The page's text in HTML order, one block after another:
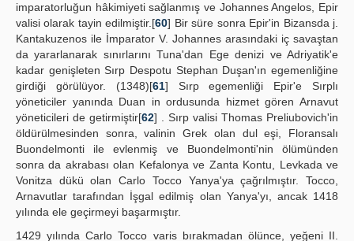
imparatorluğun hâkimiyeti sağlanmış ve Johannes Angelos, Epir
valisi olarak tayin edilmiştir.[60] Bir süre sonra Epir'in Bizansda j.
Kantakuzenos ile İmparator V. Johannes arasındaki iç savaştan
da yararlanarak sınırlarını Tuna'dan Ege denizi ve Adriyatik'e
kadar genişleten Sırp Despotu Stephan Duşan'ın egemenliğine
girdiği görülüyor. (1348)[61] Sırp egemenliği Epir'e Sırplı
yöneticiler yanında Duan in ordusunda hizmet gören Arnavut
yöneticileri de getirmiştir[62] . Sırp valisi Thomas Preliubovich'in
öldürülmesinden sonra, valinin Grek olan dul eşi, Floransalı
Buondelmonti ile evlenmiş ve Buondelmonti'nin ölümünden
sonra da akrabası olan Kefalonya ve Zanta Kontu, Levkada ve
Vonitza dükü olan Carlo Tocco Yanya'ya çağrılmıştır. Tocco,
Arnavutlar tarafından İşgal edilmiş olan Yanya'yı, ancak 1418
yılında ele geçirmeyi başarmıştır.
1429 yılında Carlo Tocco varis bırakmadan ölünce, yeğeni II.